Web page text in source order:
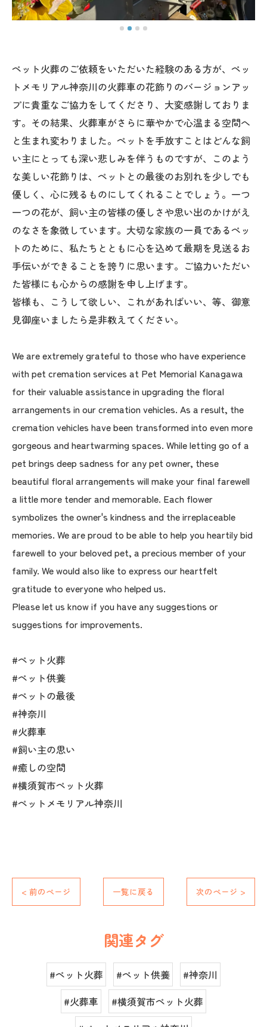
ペット火葬のご依頼をいただいた経験のある方が、ペッ
トメモリアル神奈川の火葬車の花飾りのバージョンアッ
プに貴重なご協力をしてくださり、大変感謝しておりま
す。その結果、火葬車がさらに華やかで心温まる空間へ
と生まれ変わりました。ペットを手放すことはどんな飼
い主にとっても深い悲しみを伴うものですが、このよう
な美しい花飾りは、ペットとの最後のお別れを少しでも
優しく、心に残るものにしてくれることでしょう。一つ
一つの花が、飼い主の皆様の優しさや思い出のかけがえ
のなさを象徴しています。大切な家族の一員であるペッ
トのために、私たちとともに心を込めて最期を見送るお
手伝いができることを誇りに思います。ご協力いただい
た皆様にも心からの感謝を申し上げます。
皆様も、こうして欲しい、これがあればいい、等、御意
見御座いましたら是非教えてください。
We are extremely grateful to those who have experience
with pet cremation services at Pet Memorial Kanagawa
for their valuable assistance in upgrading the floral
arrangements in our cremation vehicles. As a result, the
cremation vehicles have been transformed into even more
gorgeous and heartwarming spaces. While letting go of a
pet brings deep sadness for any pet owner, these
beautiful floral arrangements will make your final farewell
a little more tender and memorable. Each flower
symbolizes the owner's kindness and the irreplaceable
memories. We are proud to be able to help you heartily bid
farewell to your beloved pet, a precious member of your
family. We would also like to express our heartfelt
gratitude to everyone who helped us.
Please let us know if you have any suggestions or
suggestions for improvements.
#ペット火葬
#ペット供養
#ペットの最後
#神奈川
#火葬車
#飼い主の思い
#癒しの空間
#横須賀市ペット火葬
#ペットメモリアル神奈川
< 前のページ 一覧に戻る 次のページ >
関連タグ
#ペット火葬 #ペット供養
#神奈川
#火葬車
#横須賀市ペット火葬